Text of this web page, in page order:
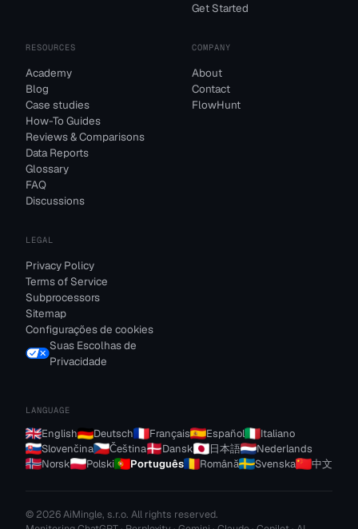
Get Started
RESOURCES
Academy
Blog
Case studies
How-To Guides
Reviews & Comparisons
Data Reports
Glossary
FAQ
Discussions
COMPANY
About
Contact
FlowHunt
LEGAL
Privacy Policy
Terms of Service
Subprocessors
Sitemap
Configurações de cookies
Suas Escolhas de
Privacidade
LANGUAGE
English Deutsch Français Español
Italiano
Slovenčina
Čeština Dansk 日本語
Nederlands
Norsk
Polski Português Română Svenska 中文
© 2026 AiMingle, s.r.o. All rights reserved.